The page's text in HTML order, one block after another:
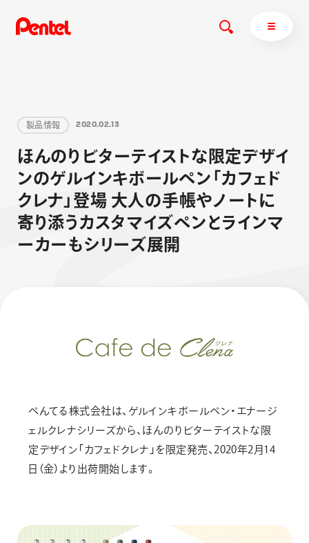
エナージェル サインペン オレンズ
商品を探す
商品を探すトップ
ボールペン
ペン
マーカー
シャープペン
その他
ぺんてるについて
ぺんてるについてトップ
メッセージ
製品情報 2020.02.1 3
ほんのり ビタ ーテイス トな 限定デザイ
ンのゲルインキボールペン 「 カフ ェ ド
ク レナ 」 登場 大人 の手帳やノ ー ト に
寄り添う カスタマイズペン とラインマ
ー カー もシ リー ズ展 開
ぺんてる株式会社は、ゲルインキボールペン・エナージ
ェルクレナシリーズから、ほんのりビターテイストな限
定デザイン「カフェドクレナ」を限定発売、2020年2月14
日（金）より出荷開始します。